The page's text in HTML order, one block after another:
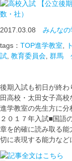
【公立後
数・社）
2017.03.08 みんな
tags： TOP進学教室
試 教育委員会 群馬
後期入試も初日が終
田高校・太田女子高
進学教室の先生方に
２０１７年入試■国語
章を的確に読み取る
切に表現する能力な